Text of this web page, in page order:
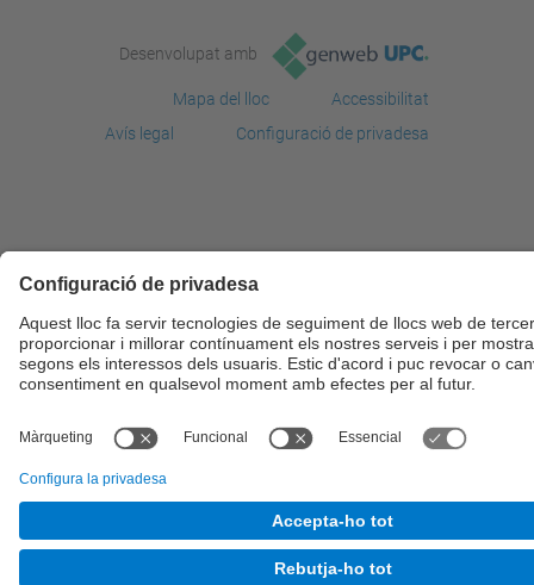
Desenvolupat amb
Mapa del lloc
Accessibilitat
Avís legal
Configuració de privadesa